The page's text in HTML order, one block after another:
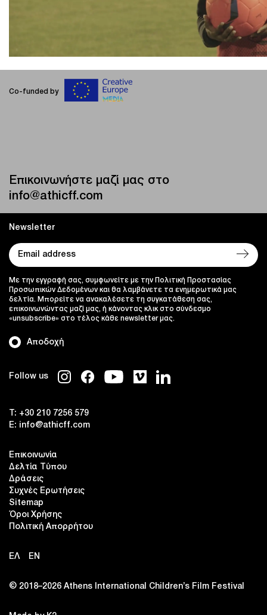
Co-funded by
Επικοινωνήστε μαζί μας στο
info@athicff.com
Follow us
T: +30 210 7256 579
E:
info@athicff.com
Επικοινωνία
Δελτία Τύπου
Δράσεις
Συχνές Ερωτήσεις
Sitemap
Όροι Χρήσης
Πολιτική Απορρήτου
ΕΛ EN
Newsletter
Αποδοχή
Με την εγγραφή σας, συμφωνείτε με την Πολιτική Προστασίας
Προσωπικών Δεδομένων και θα λαμβάνετε τα ενημερωτικά μας
δελτία. Μπορείτε να ανακαλέσετε τη συγκατάθεση σας,
επικοινωνώντας μαζί μας, ή κάνοντας κλικ στο σύνδεσμο
«unsubscribe» στο τέλος κάθε newsletter μας.
© 2018–2026 Αthens International Children’s Film Festival